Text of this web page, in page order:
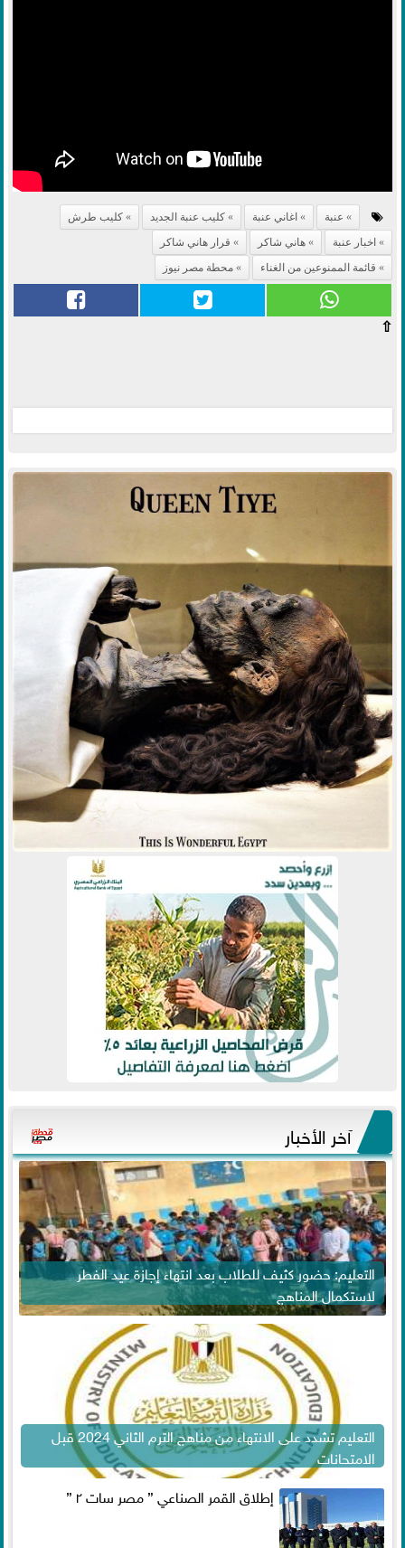
عنبة اغاني عنبة كليب عنبة الجديد
كليب طرش
اخبار عنبة
هاني شاكر
قرار هاني شاكر
قائمة الممنوعين من الغناء
محطة مصر نيوز
⇧
آخر الأخبار
التعليم: حضور كثيف للطلاب بعد انتهاء إجازة عيد الفطر
لاستكمال المناهج
التعليم تشدد على الانتهاء من مناهج الترم الثاني 2024 قبل
الامتحانات
إطلاق القمر الصناعي ” مصر سات ٢ ”